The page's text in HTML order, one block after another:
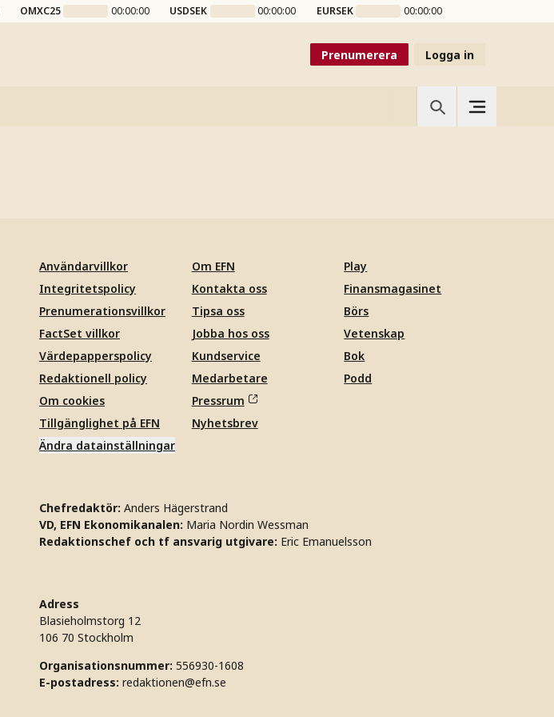
OMXC25 00:00:00 USDSEK 00:00:00 EURSEK 00:00:00
Prenumerera Logga in
Användarvillkor
Integritetspolicy
Prenumerationsvillkor
FactSet villkor
Värdepapperspolicy
Redaktionell policy
Om cookies
Tillgänglighet på EFN
Ändra datainställningar
Om EFN
Kontakta oss
Tipsa oss
Jobba hos oss
Kundservice
Medarbetare
Pressrum
Nyhetsbrev
Play
Finansmagasinet
Börs
Vetenskap
Bok
Podd
Chefredaktör: Anders Hägerstrand
VD, EFN Ekonomikanalen: Maria Nordin Wessman
Redaktionschef och tf ansvarig utgivare: Eric Emanuelsson
Adress
Blasieholmstorg 12
106 70 Stockholm
Organisationsnummer: 556930-1608
E-postadress: redaktionen@efn.se